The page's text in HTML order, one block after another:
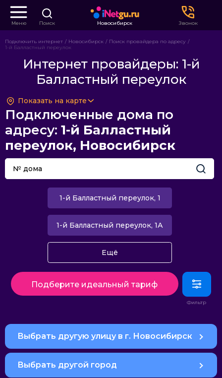
Меню Поиск Новосибирск Звонок
Подключить интернет Новосибирск
Поиск провайдера по адресу
1-й Балластный переулок
Интернет провайдеры: 1-й
Балластный переулок
Показать на карте
Подключенные дома по
адресу: 1-й Балластный
переулок, Новосибирск
1-й Балластный переулок, 1
1-й Балластный переулок, 1А
Ещё
Подберите идеальный тариф
Выбрать другую улицу в г. Новосибирск
Выбрать другой город